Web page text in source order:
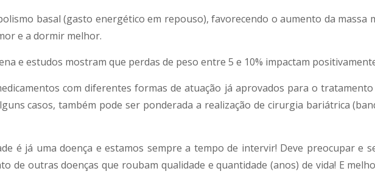
basal (gasto energético em repouso), favorecendo o aumento da massa
e a dormir melhor.
e estudos mostram que perdas de peso entre 5 e 10% impactam
com diferentes formas de atuação já aprovados para o
casos, também pode ser ponderada a realização de cirurgia bariátrica
é já uma doença e estamos sempre a tempo de intervir! Deve preocupar e
de outras doenças que roubam qualidade e quantidade (anos) de vida! E